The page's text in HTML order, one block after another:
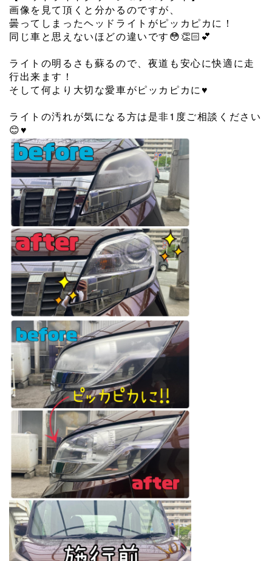
画像を見て頂くと分かるのですが、
曇ってしまったヘッドライトがピッカピカに！
同じ車と思えないほどの違いです😳👏🏻💕
ライトの明るさも蘇るので、夜道も安心に快適に走
行出来ます！
そして何より大切な愛車がピッカピカに♥
ライトの汚れが気になる方は是非1度ご相談ください
😊♥